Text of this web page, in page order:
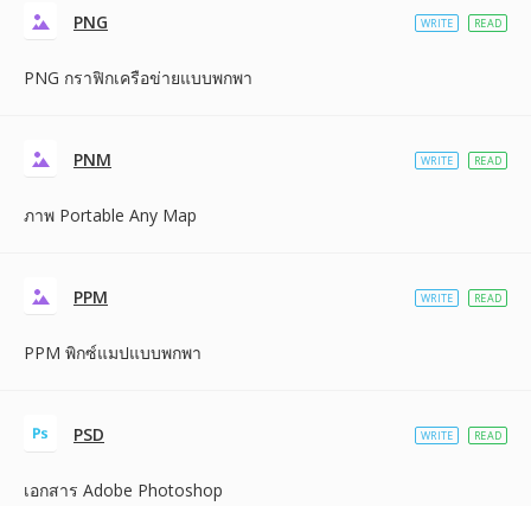
PNG
PNG กราฟิกเครือข่ายแบบพกพา
WRITE READ
PNM
ภาพ Portable Any Map
WRITE READ
PPM
PPM พิกซ์แมปแบบพกพา
WRITE READ
PSD
เอกสาร Adobe Photoshop
WRITE READ